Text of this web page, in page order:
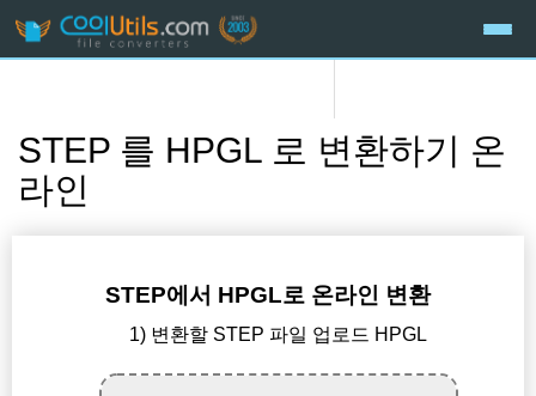
STEP 를 HPGL 로 변환하기 온
라인
STEP에서 HPGL로 온라인 변환
1) 변환할 STEP 파일 업로드 HPGL